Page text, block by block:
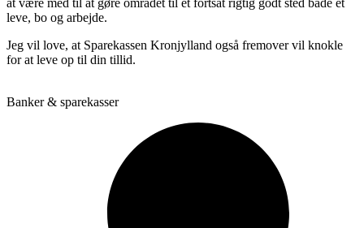
at være med til at gøre området til et fortsat rigtig godt sted både et
leve, bo og arbejde.
Jeg vil love, at Sparekassen Kronjylland også fremover vil knokle
for at leve op til din tillid.
Banker & sparekasser